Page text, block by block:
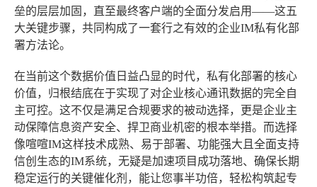
垒的层层加固，直至最终客户端的全面分发启用——这五
大关键步骤，共同构成了一套行之有效的企业IM私有化部
署方法论。
在当前这个数据价值日益凸显的时代，私有化部署的核心
价值，归根结底在于实现了对企业核心通讯数据的完全自
主可控。这不仅是满足合规要求的被动选择，更是企业主
动保障信息资产安全、捍卫商业机密的根本举措。而选择
像喧喧IM这样技术成熟、易于部署、功能强大且全面支持
信创生态的IM系统，无疑是加速项目成功落地、确保长期
稳定运行的关键催化剂，能让您事半功倍，轻松构筑起专